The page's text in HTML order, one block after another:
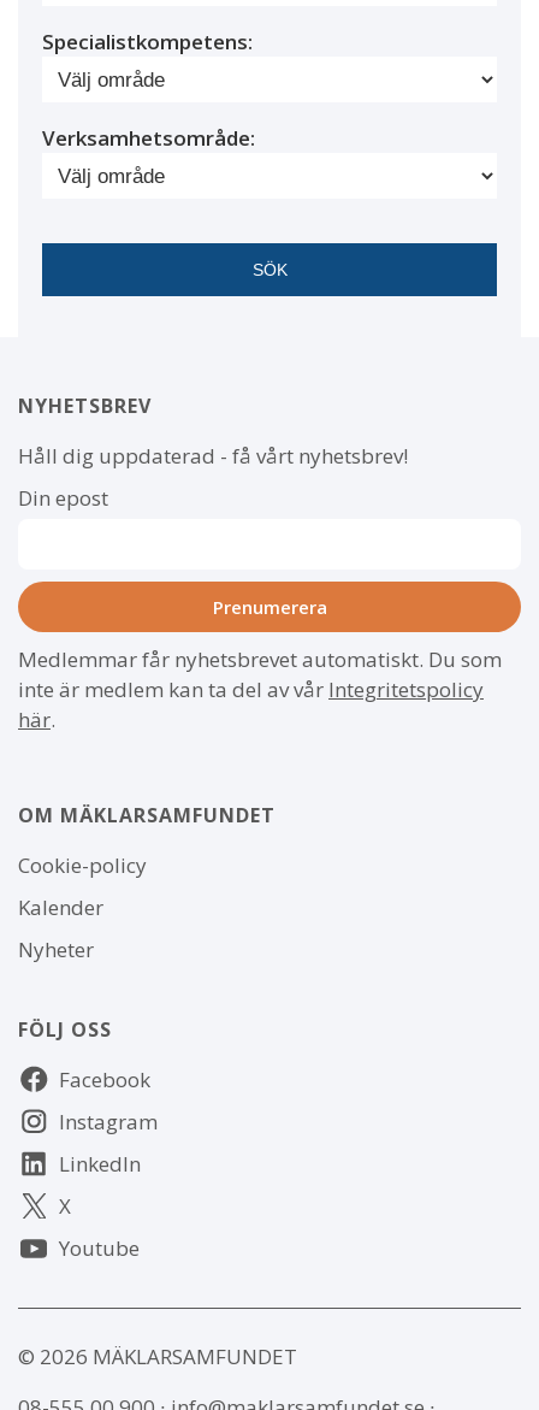
Specialistkompetens:
Verksamhetsområde:
NYHETSBREV
Håll dig uppdaterad - få vårt nyhetsbrev!
Din epost
Medlemmar får nyhetsbrevet automatiskt. Du som
inte är medlem kan ta del av vår Integritetspolicy
här.
OM MÄKLARSAMFUNDET
Om
webbplatsen
Cookie-policy
Kalender
Nyheter
FÖLJ OSS
Följ
oss Facebook
Instagram
LinkedIn
X
Youtube
© 2026 MÄKLARSAMFUNDET